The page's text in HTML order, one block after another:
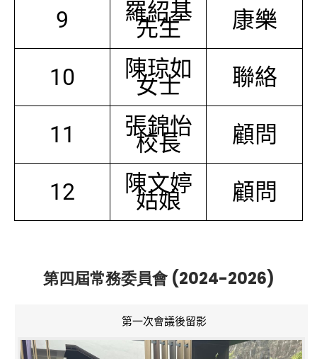
9 羅紹基
先生 康樂
10 陳琼如
女士 聯絡
11 張錦怡
校長 顧問
12 陳文婷
姑娘 顧問
第四屆常務委員會 (2024-2026)
第一次會議後留影